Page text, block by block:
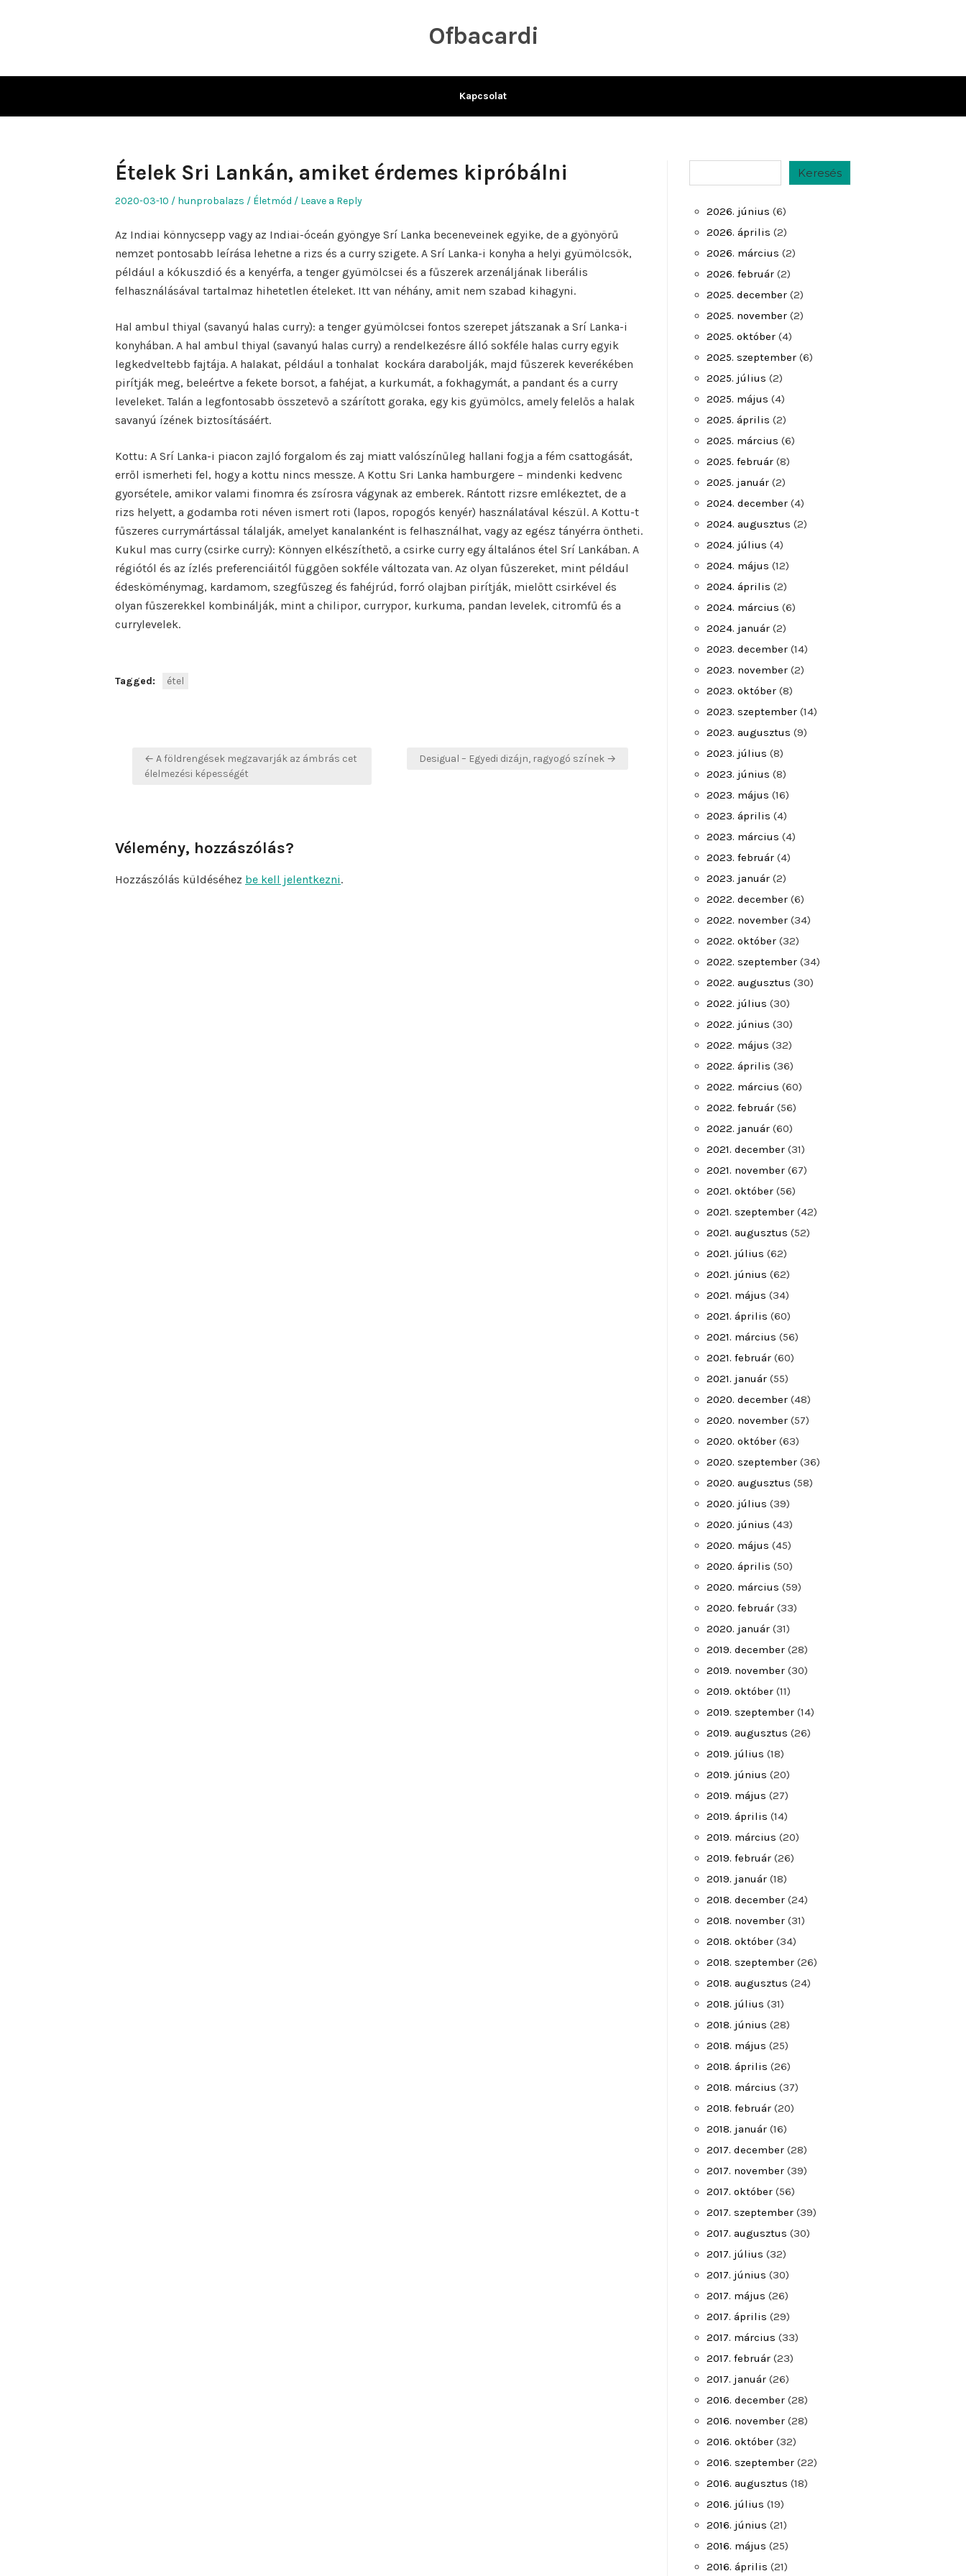
Ofbacardi
Kapcsolat
Ételek Sri Lankán, amiket érdemes kipróbálni
Posted
2020-03-10 Author
hunprobalazs
Posted
Életmód Leave a Reply
Az Indiai könnycsepp vagy az Indiai-óceán gyöngye Srí Lanka beceneveinek egyike, de a gyönyörű
nemzet pontosabb leírása lehetne a rizs és a curry szigete. A Srí Lanka-i konyha a helyi gyümölcsök,
például a kókuszdió és a kenyérfa, a tenger gyümölcsei és a fűszerek arzenáljának liberális
felhasználásával tartalmaz hihetetlen ételeket. Itt van néhány, amit nem szabad kihagyni.
Hal ambul thiyal (savanyú halas curry): a tenger gyümölcsei fontos szerepet játszanak a Srí Lanka-i
konyhában. A hal ambul thiyal (savanyú halas curry) a rendelkezésre álló sokféle halas curry egyik
legkedveltebb fajtája. A halakat, például a tonhalat kockára darabolják, majd fűszerek keverékében
pirítják meg, beleértve a fekete borsot, a fahéjat, a kurkumát, a fokhagymát, a pandant és a curry
leveleket. Talán a legfontosabb összetevő a szárított goraka, egy kis gyümölcs, amely felelős a halak
savanyú ízének biztosításáért.
Kottu: A Srí Lanka-i piacon zajló forgalom és zaj miatt valószínűleg hallani fogja a fém csattogását,
erről ismerheti fel, hogy a kottu nincs messze. A Kottu Sri Lanka hamburgere – mindenki kedvenc
gyorsétele, amikor valami finomra és zsírosra vágynak az emberek. Rántott rizsre emlékeztet, de a
rizs helyett, a godamba roti néven ismert roti (lapos, ropogós kenyér) használatával készül. A Kottu-t
fűszeres currymártással tálalják, amelyet kanalanként is felhasználhat, vagy az egész tányérra öntheti.
Kukul mas curry (csirke curry): Könnyen elkészíthető, a csirke curry egy általános étel Srí Lankában. A
régiótól és az ízlés preferenciáitól függően sokféle változata van. Az olyan fűszereket, mint például
édesköménymag, kardamom, szegfűszeg és fahéjrúd, forró olajban pirítják, mielőtt csirkével és
olyan fűszerekkel kombinálják, mint a chilipor, currypor, kurkuma, pandan levelek, citromfű és a
currylevelek.
Tagged: étel
Bejegyzés
navigáció
← A földrengések megzavarják az ámbrás cet
élelmezési képességét
Desigual – Egyedi dizájn, ragyogó színek →
Vélemény, hozzászólás?
Hozzászólás küldéséhez be kell jelentkezni.
Keresés
2026. június (6)
2026. április (2)
2026. március (2)
2026. február (2)
2025. december (2)
2025. november (2)
2025. október (4)
2025. szeptember (6)
2025. július (2)
2025. május (4)
2025. április (2)
2025. március (6)
2025. február (8)
2025. január (2)
2024. december (4)
2024. augusztus (2)
2024. július (4)
2024. május (12)
2024. április (2)
2024. március (6)
2024. január (2)
2023. december (14)
2023. november (2)
2023. október (8)
2023. szeptember (14)
2023. augusztus (9)
2023. július (8)
2023. június (8)
2023. május (16)
2023. április (4)
2023. március (4)
2023. február (4)
2023. január (2)
2022. december (6)
2022. november (34)
2022. október (32)
2022. szeptember (34)
2022. augusztus (30)
2022. július (30)
2022. június (30)
2022. május (32)
2022. április (36)
2022. március (60)
2022. február (56)
2022. január (60)
2021. december (31)
2021. november (67)
2021. október (56)
2021. szeptember (42)
2021. augusztus (52)
2021. július (62)
2021. június (62)
2021. május (34)
2021. április (60)
2021. március (56)
2021. február (60)
2021. január (55)
2020. december (48)
2020. november (57)
2020. október (63)
2020. szeptember (36)
2020. augusztus (58)
2020. július (39)
2020. június (43)
2020. május (45)
2020. április (50)
2020. március (59)
2020. február (33)
2020. január (31)
2019. december (28)
2019. november (30)
2019. október (11)
2019. szeptember (14)
2019. augusztus (26)
2019. július (18)
2019. június (20)
2019. május (27)
2019. április (14)
2019. március (20)
2019. február (26)
2019. január (18)
2018. december (24)
2018. november (31)
2018. október (34)
2018. szeptember (26)
2018. augusztus (24)
2018. július (31)
2018. június (28)
2018. május (25)
2018. április (26)
2018. március (37)
2018. február (20)
2018. január (16)
2017. december (28)
2017. november (39)
2017. október (56)
2017. szeptember (39)
2017. augusztus (30)
2017. július (32)
2017. június (30)
2017. május (26)
2017. április (29)
2017. március (33)
2017. február (23)
2017. január (26)
2016. december (28)
2016. november (28)
2016. október (32)
2016. szeptember (22)
2016. augusztus (18)
2016. július (19)
2016. június (21)
2016. május (25)
2016. április (21)